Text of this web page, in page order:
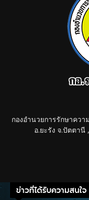
กองอำนวยการรักษาคว
อ.ยะรัง จ.ปัตตานี
ข่าวที่ได้รับความสนใจ